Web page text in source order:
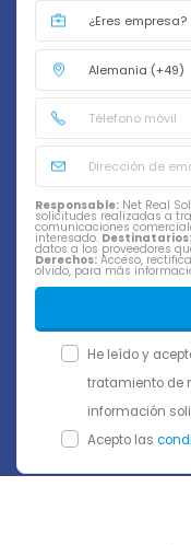
Responsable: Net Real
solicitudes realizadas a
comunicaciones
interesado. Destinatarios:
datos a los proveedores
Derechos: Acceso,
olvido, para más
He leído y
tratamiento de
información
Acepto las